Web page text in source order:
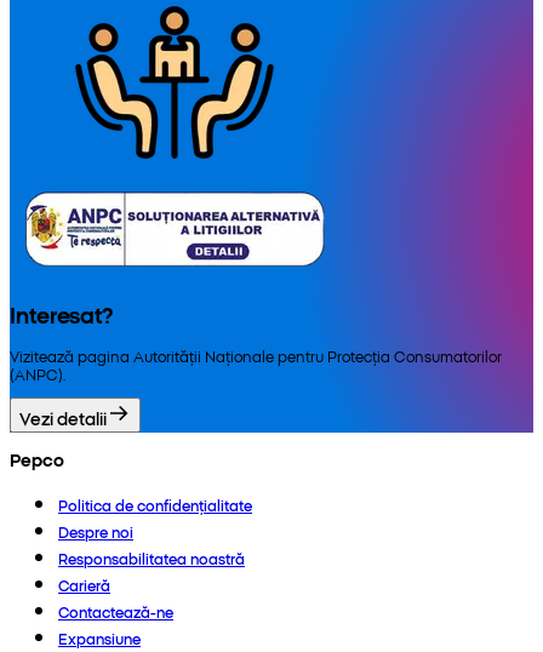
Interesat?
Vizitează pagina Autorității Naționale pentru Protecția Consumatorilor
(ANPC).
Vezi detalii
Pepco
Politica de confidențialitate
Despre noi
Responsabilitatea noastră
Carieră
Contactează-ne
Expansiune